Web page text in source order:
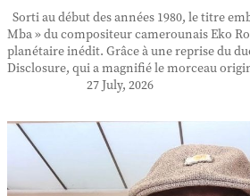
Sorti au début des années 1980, le titre
Mba » du compositeur camerounais Eko
planétaire inédit. Grâce à une reprise du
Disclosure, qui a magnifié le morceau
27 July, 2026